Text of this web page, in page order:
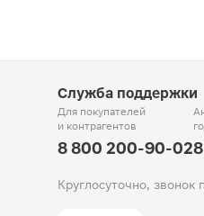
Служба поддержки
Для покупателей
и контрагентов
8 800 200-90-02
Круглосуточно, звонок